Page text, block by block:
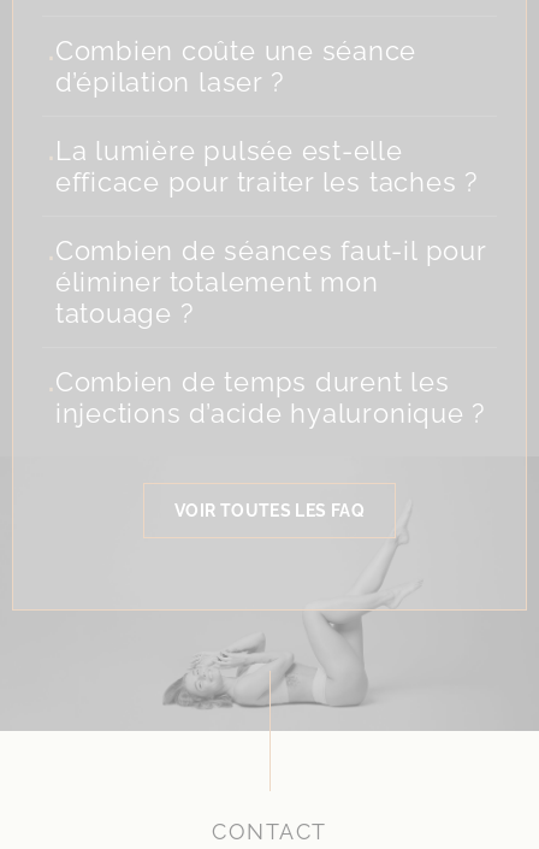
.Combien coûte une séance
d’épilation laser ?
.La lumière pulsée est-elle
efficace pour traiter les taches ?
.Combien de séances faut-il pour
éliminer totalement mon
tatouage ?
.Combien de temps durent les
injections d’acide hyaluronique ?
VOIR TOUTES LES FAQ
CONTACT